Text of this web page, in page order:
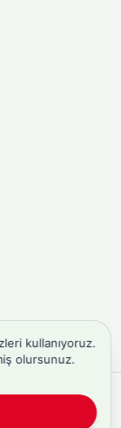
kullanıyoruz.
olursunuz.